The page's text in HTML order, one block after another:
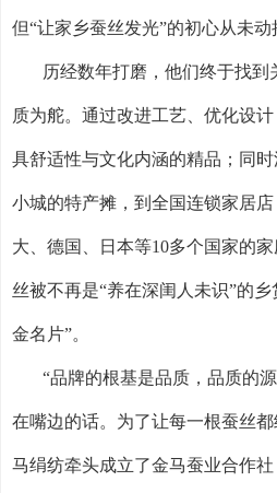
但“让家乡蚕丝发光”的初心从未动
历经数年打磨，他们终于找到
质为舵。通过改进工艺、优化设
具舒适性与文化内涵的精品；同
小城的特产摊，到全国连锁家居
大、德国、日本等10多个国家的
丝被不再是“养在深闺人未识”的
金名片”。
“品牌的根基是品质，品质的源
在嘴边的话。为了让每一根蚕丝都
马绢纺牵头成立了金马蚕业合作